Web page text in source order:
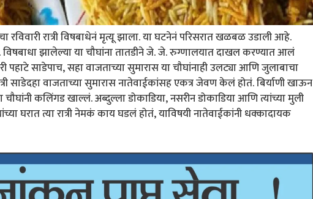
रात्री विषबाधेनं मृत्यू झाला. या घटनेनं परिसरात खळबळ उडाली आहे.
झालेल्या या चौघांना तातडीने जे. जे. रुग्णालयात दाखल करण्यात आलं
पहाटे साडेपाच, सहा वाजताच्या सुमारास या चौघांनाही उलट्या आणि जुलाबाचा
साडेदहा वाजताच्या सुमारास नातेवाईकांसह एकत्र जेवण केलं होतं. बिर्याणी खाऊन
चौघांनी कलिंगड खाल्लं. अब्दुल्ला डोकाडिया, नसरीन डोकाडिया आणि त्यांच्या मुली
घरात त्या रात्री नेमकं काय घडलं होतं, याविषयी नातेवाईकांनी धक्कादायक